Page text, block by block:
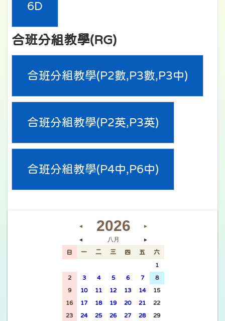
6D
合班分組教學(RG)
合班分組教學(P2數,P3數,P3中)
合班分組教學(P2英,P3英)
合班分組教學(P4中,P6中)
◄ 2026 ►
◄ 八月 ►
日 一 二 三 四 五 六
1
2 3 4 5 6 7 8
9 10 11 12 13 14 15
16 17 18 19 20 21 22
23 24 25 26 27 28 29